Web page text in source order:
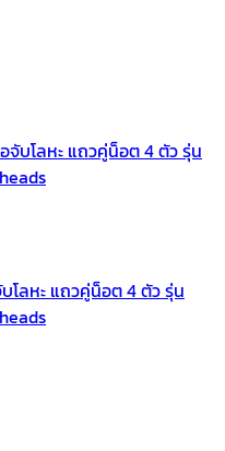
ลหะ แถวคู่น็อต 4 ตัว รุ่น